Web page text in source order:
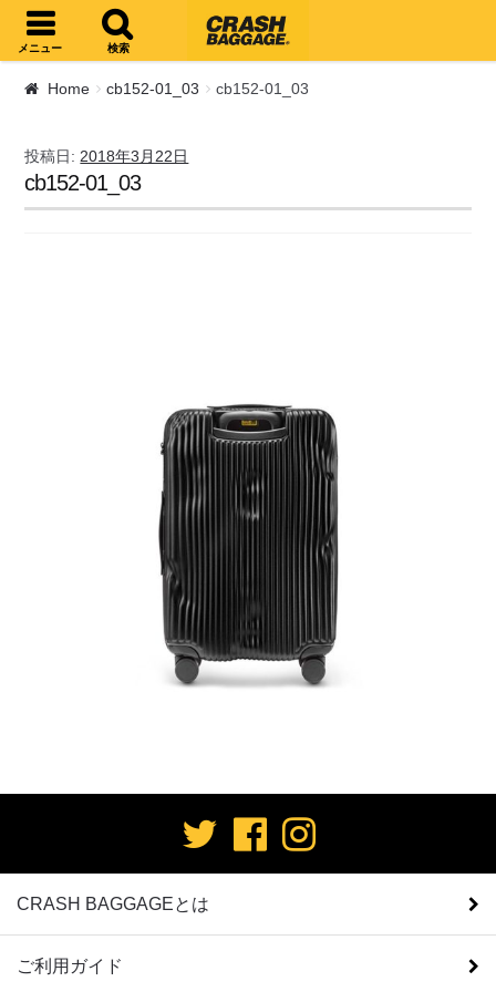
ナビゲーションへスキップ
コンテンツへスキップ
メニュー 検索
Home cb152-01_03 cb152-01_03
投稿日: 2018年3月22日
cb152-01_03
CRASH BAGGAGEとは
ご利用ガイド